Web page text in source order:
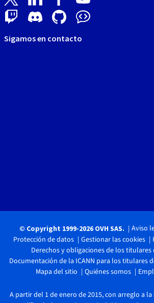
Sigamos en contacto
© Copyright 1999-2026 OVH SAS. Aviso
Protección de datos
Gestionar las cookies
Derechos y obligaciones de los
Documentación de la ICANN para los titulares
Mapa del sitio
Quiénes somos
A partir del 1 de enero de 2015, con arreglo a la